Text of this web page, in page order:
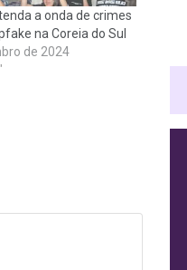
a onda de crimes
na Coreia do Sul
de 2024